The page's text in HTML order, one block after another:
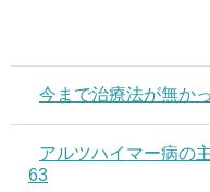
今まで治療法が無か
アルツハイマー病の
63